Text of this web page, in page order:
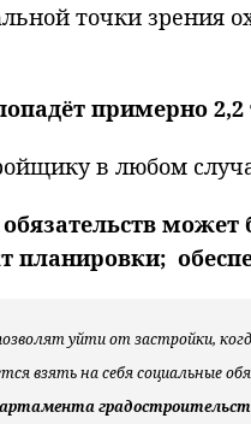
точки зрения
примерно
в любом
планировки;
уйти от застройки,
взять на себя социальные